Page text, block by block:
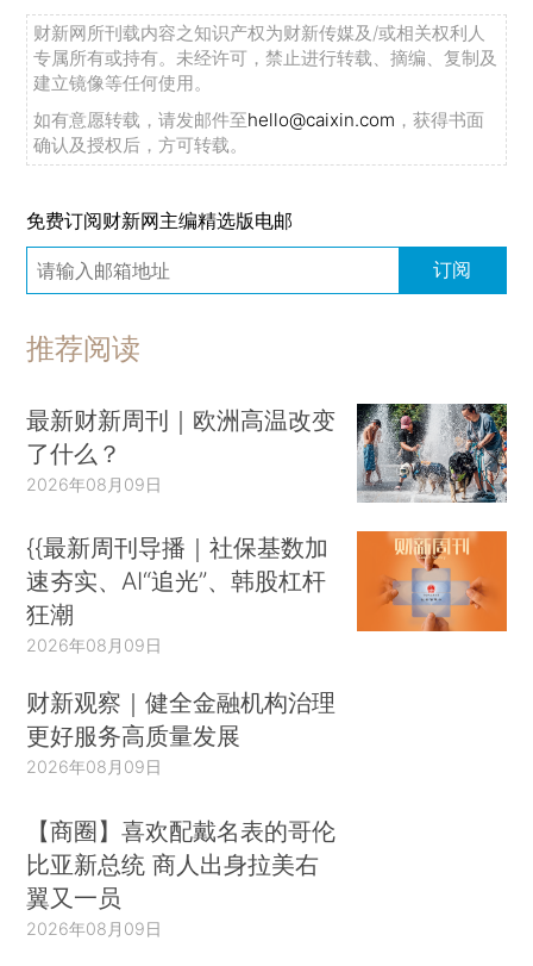
财新网所刊载内容之知识产权为财新传媒及/或相关权利人
专属所有或持有。未经许可，禁止进行转载、摘编、复制及
建立镜像等任何使用。
如有意愿转载，请发邮件至hello@caixin.com ，获得书面
确认及授权后，方可转载。
免费订阅财新网主编精选版电邮
订阅
推荐阅读
最新财新周刊｜欧洲高温改变
了什么？
2026年08月09日
{{最新周刊导播｜社保基数加
速夯实、AI“追光”、韩股杠杆
狂潮
2026年08月09日
财新观察｜健全金融机构治理
更好服务高质量发展
2026年08月09日
【商圈】喜欢配戴名表的哥伦
比亚新总统 商人出身拉美右
翼又一员
2026年08月09日